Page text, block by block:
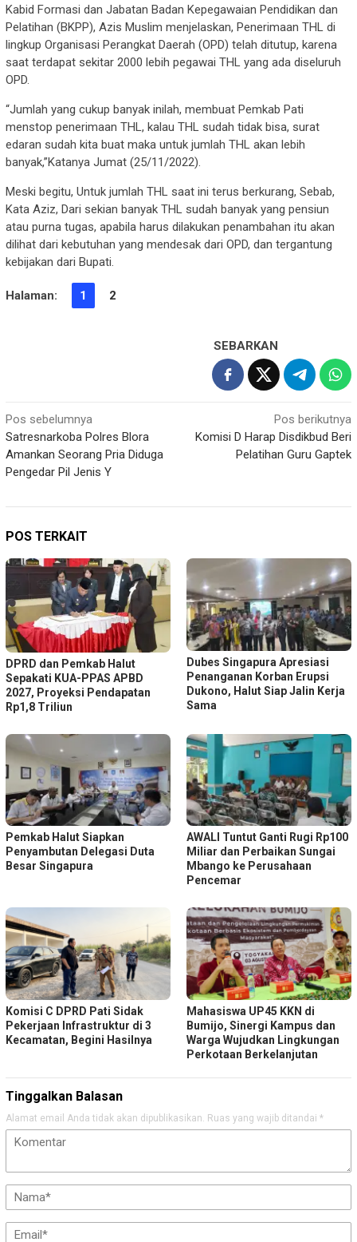
Kabid Formasi dan Jabatan Badan Kepegawaian Pendidikan dan
Pelatihan (BKPP), Azis Muslim menjelaskan, Penerimaan THL di
lingkup Organisasi Perangkat Daerah (OPD) telah ditutup, karena
saat terdapat sekitar 2000 lebih pegawai THL yang ada diseluruh
OPD.
“Jumlah yang cukup banyak inilah, membuat Pemkab Pati
menstop penerimaan THL, kalau THL sudah tidak bisa, surat
edaran sudah kita buat maka untuk jumlah THL akan lebih
banyak,”Katanya Jumat (25/11/2022).
Meski begitu, Untuk jumlah THL saat ini terus berkurang, Sebab,
Kata Aziz, Dari sekian banyak THL sudah banyak yang pensiun
atau purna tugas, apabila harus dilakukan penambahan itu akan
dilihat dari kebutuhan yang mendesak dari OPD, dan tergantung
kebijakan dari Bupati.
Halaman: 1 2
SEBARKAN
Navigasi
pos
Pos sebelumnya
Satresnarkoba Polres Blora
Amankan Seorang Pria Diduga
Pengedar Pil Jenis Y
Pos berikutnya
Komisi D Harap Disdikbud Beri
Pelatihan Guru Gaptek
POS TERKAIT
DPRD dan Pemkab Halut
Sepakati KUA-PPAS APBD
2027, Proyeksi Pendapatan
Rp1,8 Triliun
Dubes Singapura Apresiasi
Penanganan Korban Erupsi
Dukono, Halut Siap Jalin Kerja
Sama
Pemkab Halut Siapkan
Penyambutan Delegasi Duta
Besar Singapura
AWALI Tuntut Ganti Rugi Rp100
Miliar dan Perbaikan Sungai
Mbango ke Perusahaan
Pencemar
Komisi C DPRD Pati Sidak
Pekerjaan Infrastruktur di 3
Kecamatan, Begini Hasilnya
Mahasiswa UP45 KKN di
Bumijo, Sinergi Kampus dan
Warga Wujudkan Lingkungan
Perkotaan Berkelanjutan
Tinggalkan Balasan
Alamat email Anda tidak akan dipublikasikan. Ruas yang wajib ditandai *